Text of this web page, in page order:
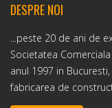
DESPRE NOI
...peste 20 de ani de
Societatea
anul 1997 in
fabricarea de